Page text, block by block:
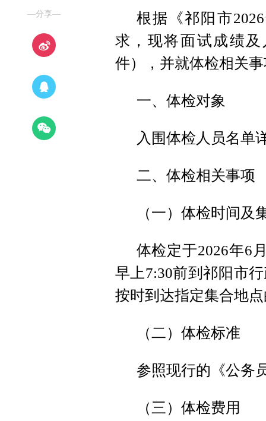
—分享—
根据《祁阳市
求，现将面试成绩
件），并就体检相关
一、体检对象
入围体检人员名单
二、体检相关事项
（一）体检时间及
体检定于2026年6
早上7:30前到祁阳市
按时到达指定集合地
（二）体检标准
参照现行的《公务
（三）体检费用